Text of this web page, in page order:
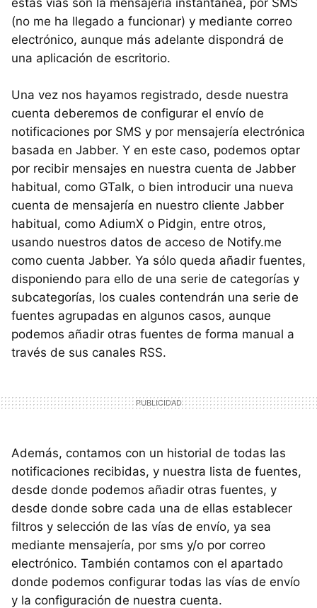
(no me ha llegado a funcionar) y mediante correo
electrónico, aunque más adelante dispondrá de
una aplicación de escritorio.
Una vez nos hayamos registrado, desde nuestra
cuenta deberemos de configurar el envío de
notificaciones por SMS y por mensajería electrónica
basada en Jabber. Y en este caso, podemos optar
por recibir mensajes en nuestra cuenta de Jabber
habitual, como GTalk, o bien introducir una nueva
cuenta de mensajería en nuestro cliente Jabber
habitual, como AdiumX o Pidgin, entre otros,
usando nuestros datos de acceso de Notify.me
como cuenta Jabber. Ya sólo queda añadir fuentes,
disponiendo para ello de una serie de categorías y
subcategorías, los cuales contendrán una serie de
fuentes agrupadas en algunos casos, aunque
podemos añadir otras fuentes de forma manual a
través de sus canales RSS.
Además, contamos con un historial de todas las
notificaciones recibidas, y nuestra lista de fuentes,
desde donde podemos añadir otras fuentes, y
desde donde sobre cada una de ellas establecer
filtros y selección de las vías de envío, ya sea
mediante mensajería, por sms y/o por correo
electrónico. También contamos con el apartado
donde podemos configurar todas las vías de envío
y la configuración de nuestra cuenta.